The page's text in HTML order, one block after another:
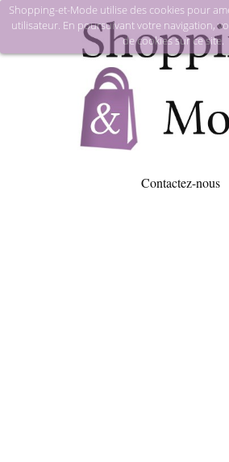
Contactez-nous
Shopping-et-Mode utilise des cookies pour
utilisateur. En poursuivant votre navigation,
de cookies sur ce site.